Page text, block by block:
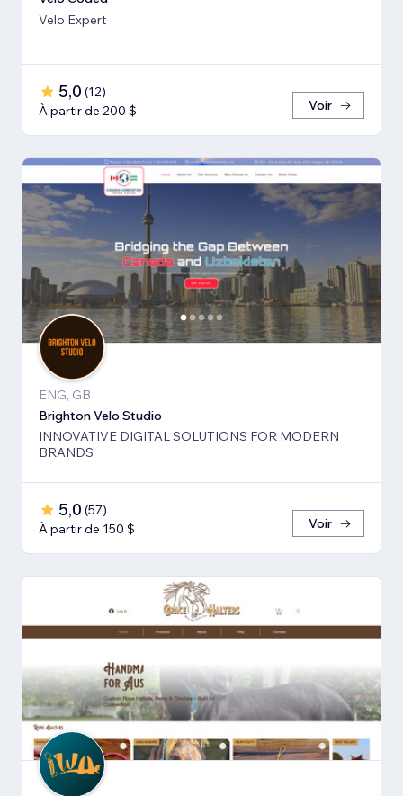
Velo Expert
5,0 (12)
À partir de 200 $
Voir
ENG, GB
Brighton Velo Studio
INNOVATIVE DIGITAL SOLUTIONS FOR MODERN
BRANDS
5,0 (57)
À partir de 150 $
Voir